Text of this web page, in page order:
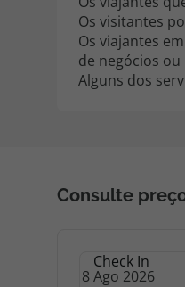
Os visitantes
Os viajantes
de negócios
Alguns dos
Consulte
Check In